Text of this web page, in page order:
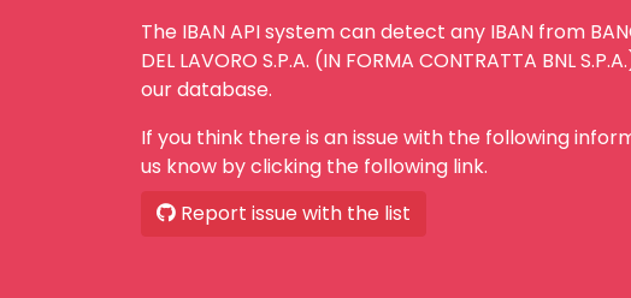
The IBAN API system can detect any IBAN from
DEL LAVORO S.P.A. (IN FORMA CONTRATTA BNL
our database.
If you think there is an issue with the following
us know by clicking the following link.
Report issue with the list